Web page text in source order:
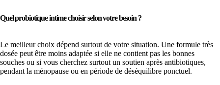
Quel probiotique intime choisir selon votre besoin ?
Le meilleur choix dépend surtout de votre situation. Une formule très
dosée peut être moins adaptée si elle ne contient pas les bonnes
souches ou si vous cherchez surtout un soutien après antibiotiques,
pendant la ménopause ou en période de déséquilibre ponctuel.